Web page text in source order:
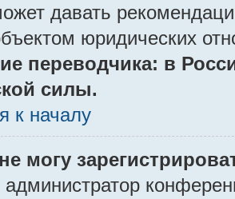
давать
юридических
переводчика: в
силы.
к началу
могу